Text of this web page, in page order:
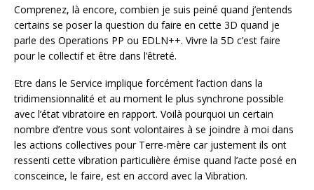
Comprenez, là encore, combien je suis peiné quand j’entends
certains se poser la question du faire en cette 3D quand je
parle des Operations PP ou EDLN++. Vivre la 5D c’est faire
pour le collectif et être dans l’êtreté.
Etre dans le Service implique forcément l’action dans la
tridimensionnalité et au moment le plus synchrone possible
avec l’état vibratoire en rapport. Voilà pourquoi un certain
nombre d’entre vous sont volontaires à se joindre à moi dans
les actions collectives pour Terre-mère car justement ils ont
ressenti cette vibration particulière émise quand l’acte posé en
consceince, le faire, est en accord avec la Vibration.